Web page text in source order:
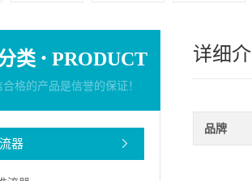
类 · PRODUCT
格的产品是信誉的保证！
器
详细
品牌